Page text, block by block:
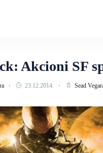
Akcioni SF
23.12.2014. Sead